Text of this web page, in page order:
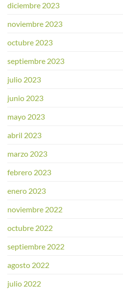
diciembre 2023
noviembre 2023
octubre 2023
septiembre 2023
julio 2023
junio 2023
mayo 2023
abril 2023
marzo 2023
febrero 2023
enero 2023
noviembre 2022
octubre 2022
septiembre 2022
agosto 2022
julio 2022